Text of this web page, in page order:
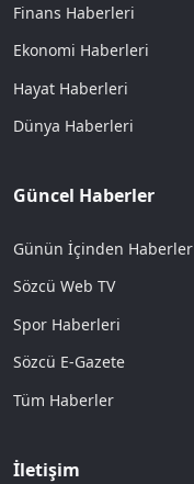
Finans Haberleri
Ekonomi Haberleri
Hayat Haberleri
Dünya Haberleri
Güncel Haberler
Günün İçinden Haberler
Sözcü Web TV
Spor Haberleri
Sözcü E-Gazete
Tüm Haberler
İletişim